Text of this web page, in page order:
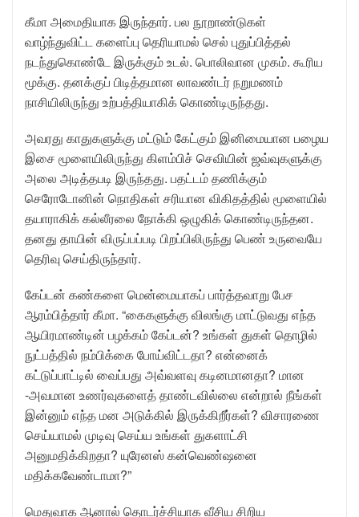
கீமா அமைதியாக இருந்தார். பல நூறாண்டுகள்
வாழ்ந்துவிட்ட களைப்பு தெரியாமல் செல் புதுப்பித்தல்
நடந்துகொண்டே இருக்கும் உடல். பொலிவான முகம். கூரிய
மூக்கு. தனக்குப் பிடித்தமான லாவண்டர் நறுமணம்
நாசியிலிருந்து உற்பத்தியாகிக் கொண்டிருந்தது.
அவரது காதுகளுக்கு மட்டும் கேட்கும் இனிமையான பழைய
இசை மூளையிலிருந்து கிளம்பிச் செவியின் ஜவ்வுகளுக்கு
அலை அடித்தபடி இருந்தது. பதட்டம் தணிக்கும்
செரோடோனின் நொதிகள் சரியான விகிதத்தில் மூளையில்
தயாராகிக் கல்லீரலை நோக்கி ஒழுகிக் கொண்டிருந்தன.
தனது தாயின் விருப்பப்படி பிறப்பிலிருந்து பெண் உருவையே
தெரிவு செய்திருந்தார்.
கேப்டன் கண்களை மென்மையாகப் பார்த்தவாறு பேச
ஆரம்பித்தார் கீமா. “கைகளுக்கு விலங்கு மாட்டுவது எந்த
ஆயிரமாண்டின் பழக்கம் கேப்டன்? உங்கள் துகள் தொழில்
நுட்பத்தில் நம்பிக்கை போய்விட்டதா? என்னைக்
கட்டுப்பாட்டில் வைப்பது அவ்வளவு கடினமானதா? மான
-அவமான உணர்வுகளைத் தாண்டவில்லை என்றால் நீங்கள்
இன்னும் எந்த மன அடுக்கில் இருக்கிறீர்கள்? விசாரணை
செய்யாமல் முடிவு செய்ய உங்கள் துகளாட்சி
அனுமதிக்கிறதா? யுரேனஸ் கன்வெண்ஷனை
மதிக்கவேண்டாமா?”
மெதுவாக ஆனால் தொடர்ச்சியாக வீசிய சிறிய